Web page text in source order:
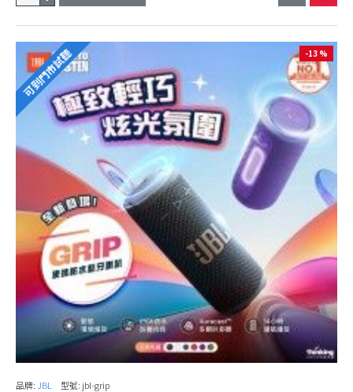
可到門市試聽 -13 %
品牌: JBL 型號: jbl-grip